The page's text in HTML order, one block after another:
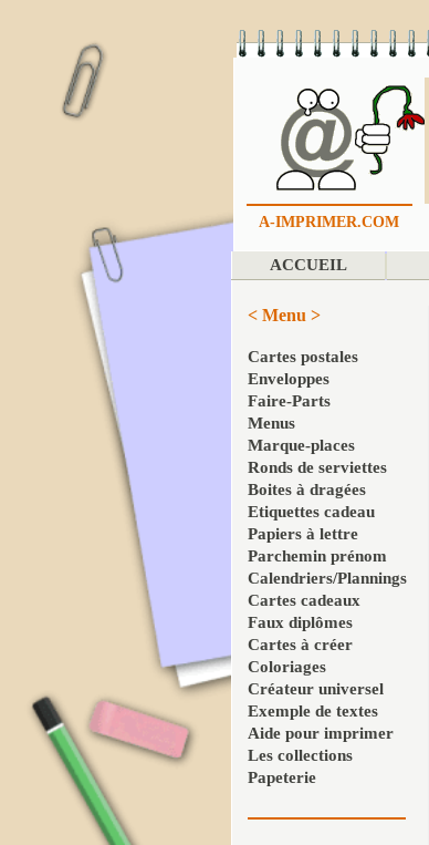
A-IMPRIMER.COM
ACCUEIL
< Menu >
Cartes postales
Enveloppes
Faire-Parts
Menus
Marque-places
Ronds de serviettes
Boites à dragées
Etiquettes cadeau
Papiers à lettre
Parchemin prénom
Calendriers/Plannings
Cartes cadeaux
Faux diplômes
Cartes à créer
Coloriages
Créateur universel
Exemple de textes
Aide pour imprimer
Les collections
Papeterie